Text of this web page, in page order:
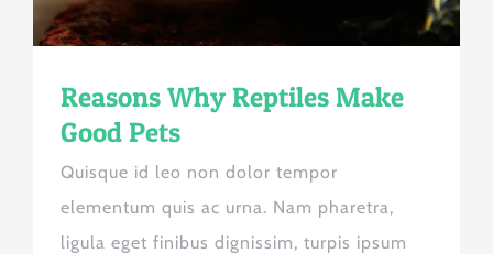
Reasons Why Reptiles Make
Good Pets
Quisque id leo non dolor tempor
elementum quis ac urna. Nam pharetra,
ligula eget finibus dignissim, turpis ipsum